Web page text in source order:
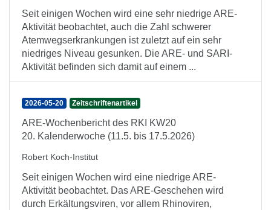
Seit einigen Wochen wird eine sehr niedrige ARE-
Aktivität beobachtet, auch die Zahl schwerer
Atemwegserkrankungen ist zuletzt auf ein sehr
niedriges Niveau gesunken. Die ARE- und SARI-
Aktivität befinden sich damit auf einem ...
2026-05-20 Zeitschriftenartikel
ARE-Wochenbericht des RKI KW20
20. Kalenderwoche (11.5. bis 17.5.2026)
Robert Koch-Institut
Seit einigen Wochen wird eine niedrige ARE-
Aktivität beobachtet. Das ARE-Geschehen wird
durch Erkältungsviren, vor allem Rhinoviren,